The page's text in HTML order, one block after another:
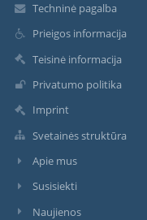
Techninė pagalba
Prieigos informacija
Teisinė informacija
Privatumo politika
Imprint
Svetainės struktūra
Apie mus
Susisiekti
Naujienos